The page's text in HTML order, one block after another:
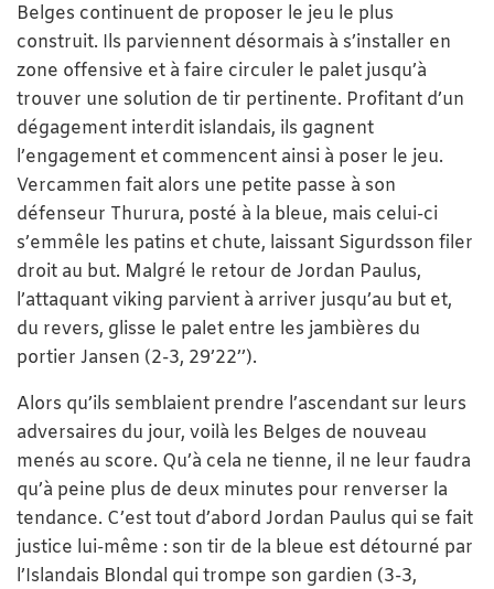
Belges continuent de proposer le jeu le plus
construit. Ils parviennent désormais à s’installer en
zone offensive et à faire circuler le palet jusqu’à
trouver une solution de tir pertinente. Profitant d’un
dégagement interdit islandais, ils gagnent
l’engagement et commencent ainsi à poser le jeu.
Vercammen fait alors une petite passe à son
défenseur Thurura, posté à la bleue, mais celui-ci
s’emmêle les patins et chute, laissant Sigurdsson filer
droit au but. Malgré le retour de Jordan Paulus,
l’attaquant viking parvient à arriver jusqu’au but et,
du revers, glisse le palet entre les jambières du
portier Jansen (2-3, 29’22’’).
Alors qu’ils semblaient prendre l’ascendant sur leurs
adversaires du jour, voilà les Belges de nouveau
menés au score. Qu’à cela ne tienne, il ne leur faudra
qu’à peine plus de deux minutes pour renverser la
tendance. C’est tout d’abord Jordan Paulus qui se fait
justice lui-même : son tir de la bleue est détourné par
l’Islandais Blondal qui trompe son gardien (3-3,